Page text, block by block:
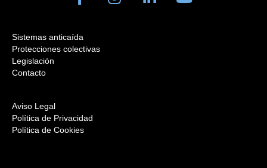
Sistemas anticaída
Protecciones colectivas
Legislación
Contacto
Aviso Legal
Política de Privacidad
Política de Cookies